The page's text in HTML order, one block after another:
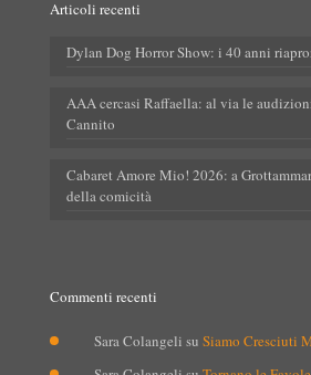
Articoli recenti
Dylan Dog Horror Show: i 40 anni
AAA cercasi Raffaella: al via le
Cannito
Cabaret Amore Mio! 2026: a
della comicità
Commenti recenti
Sara Colangeli su Siamo Cresciuti